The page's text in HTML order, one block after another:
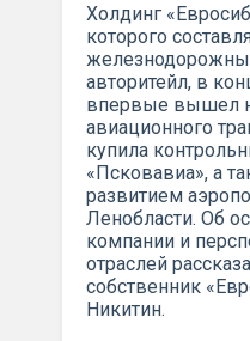
Холдинг
которого
авторитейл, в
впервые вышел
авиационного
купила
«Псковавиа», а
развитием
Ленобласти. Об
компании и
отраслей
собственник
Никитин.